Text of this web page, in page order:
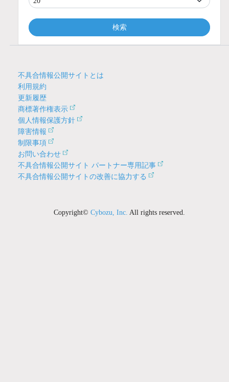
検索
不具合情報公開サイトとは
利用規約
更新履歴
商標著作権表示
個人情報保護方針
障害情報
制限事項
お問い合わせ
不具合情報公開サイト パートナー専用記事
不具合情報公開サイトの改善に協力する
Copyright©Cybozu, Inc. All rights reserved.